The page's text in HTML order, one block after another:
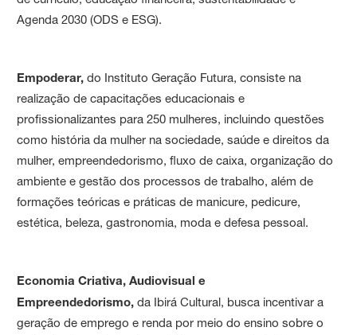
Agenda 2030 (ODS e ESG).
Empoderar,do Instituto Geração Futura, consiste na
realização de capacitações educacionais e
profissionalizantes para 250 mulheres, incluindo questões
como história da mulher na sociedade, saúde e direitos da
mulher, empreendedorismo, fluxo de caixa, organização do
ambiente e gestão dos processos de trabalho, além de
formações teóricas e práticas de manicure, pedicure,
estética, beleza, gastronomia, moda e defesa pessoal.
Economia Criativa, Audiovisual e
Empreendedorismo,da Ibirá Cultural, busca incentivar a
geração de emprego e renda por meio do ensino sobre o